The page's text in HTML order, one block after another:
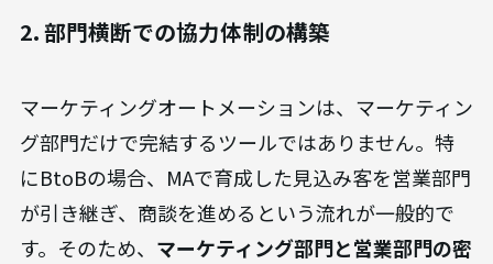
2. 部門横断での協力体制の構築
マーケティングオートメーションは、マーケティン
グ部門だけで完結するツールではありません。特
にBtoBの場合、MAで育成した見込み客を営業部門
が引き継ぎ、商談を進めるという流れが一般的で
す。そのため、 マーケティング部門と営業部門の密